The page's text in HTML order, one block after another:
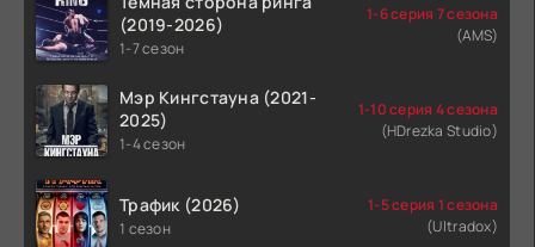
(2019-2026)
1-7 сезон
1-6 серия 7 сезона
(AMS)
Мэр Кингстауна (2021-
2025)
1-4 сезон
1-10 серия 4 сезона
(HDrezka Studio)
Трафик (2026)
1 сезон
1-5 серия 1 сезона
(Ultradox)